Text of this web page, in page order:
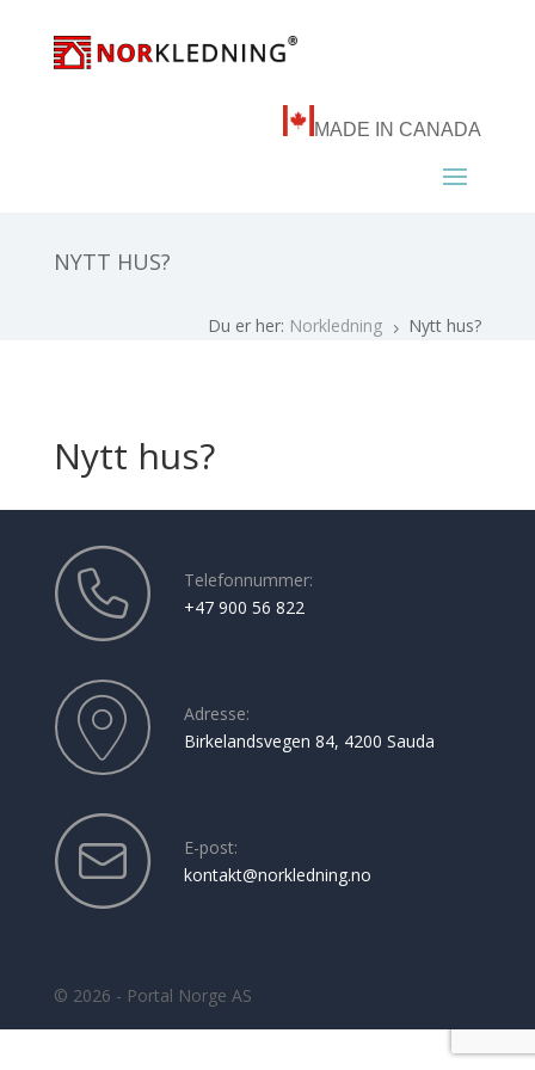
MADE IN CANADA
NYTT HUS?
Du er her: Norkledning 5 Nytt hus?
Nytt hus?
Telefonnummer:
+47 900 56 822
Adresse:
Birkelandsvegen 84, 4200 Sauda
E-post:
kontakt@norkledning.no
© 2026 - Portal Norge AS